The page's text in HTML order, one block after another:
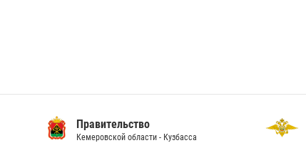
Правительство
Кемеровской области - Кузбасса